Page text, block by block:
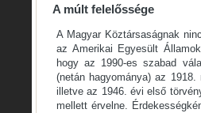
A múlt felelőssége
A Magyar Köztársaságnak
az Amerikai Egyesült
hogy az 1990-es szabad
(netán hagyománya) az
illetve az 1946. évi első
mellett érvelne.